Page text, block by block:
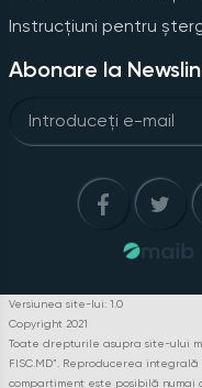
Instrucțiuni pentru
Abonare la
Versiunea site-lui: 1.0
Copyright 2021
Toate drepturile asupra site-ului
FISC.MD”. Reproducerea
compartiment este posibilă